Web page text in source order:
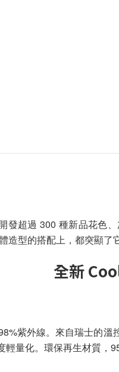
發超過 300 種新品花色
造型的搭配上，都突顯
全新
紫外線。來自瑞士的
量化。環保再生材質，